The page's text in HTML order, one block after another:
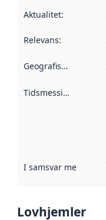
Aktualitet:
Relevans:
Geografisk avgrensning
Tidsmessig avgrensning
I samsvar med
Lovhjemler